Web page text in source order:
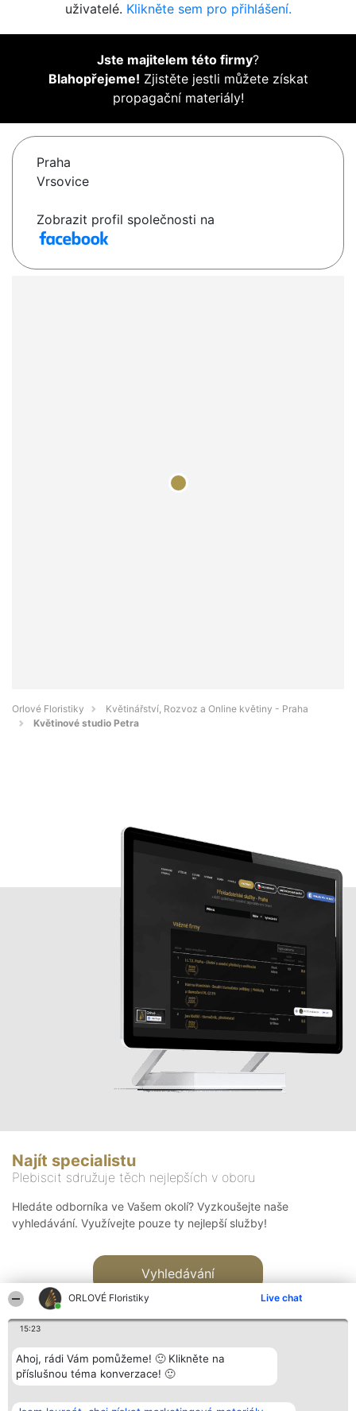
ORLOVÉ Floristiky Live chat
15:23
Ahoj, rádi Vám pomůžeme! 🙂 Klikněte na
příslušnou téma konverzace! 🙂
uživatelé. Klikněte sem pro přihlášení.
Jste majitelem této firmy?
Blahopřejeme! Zjistěte jestli můžete získat
propagační materiály!
Praha
Vrsovice
Zobrazit profil společnosti na
Orlové Floristiky
Květinářství, Rozvoz a Online květiny - Praha
Květinové studio Petra
Najít specialistu
Plebiscit sdružuje těch nejlepších v oboru
Hledáte odborníka ve Vašem okolí? Vyzkoušejte naše
vyhledávání. Využívejte pouze ty nejlepší služby!
Vyhledávání
Bright Side Solutions sp. z o.
Vítězové
Kontakt